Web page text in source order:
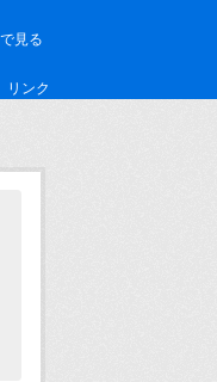
見る
リンク